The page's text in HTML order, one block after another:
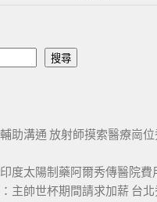
搜尋
助溝通 放射師摸索醫療崗
度太陽制藥阿爾秀傳醫院費
主帥世杯期間請求加薪 台北